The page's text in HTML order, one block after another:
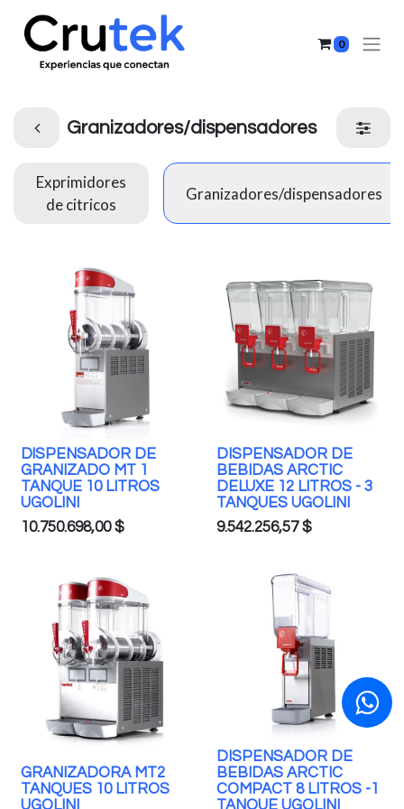
0
Granizadores/dispensadores
Exprimidores
de citricos
Granizadores/dispensadores
DlSPENSADOR DE
GRANIZADO MT 1
TANQUE 10 LITROS
UGOLINI
10.750.698,00$
DISPENSADOR DE
BEBIDAS ARCTIC
DELUXE 12 LITROS - 3
TANQUES UGOLINI
9.542.256,57$
GRANIZADORA MT2
TANQUES 10 LITROS
UGOLINI
DISPENSADOR DE
BEBIDAS ARCTIC
COMPACT 8 LITROS -1
TANQUE UGOLINI